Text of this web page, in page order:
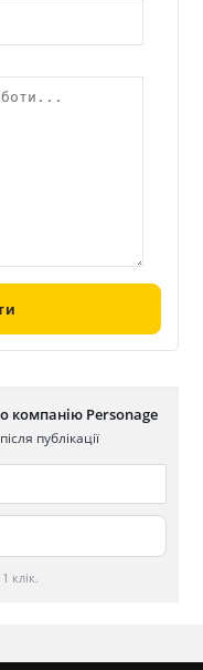
компанію Personage
публікації
клік.